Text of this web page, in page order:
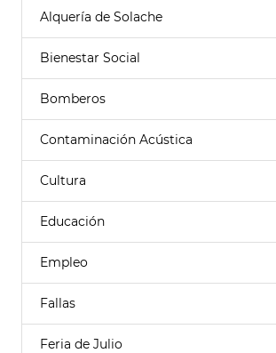
Alquería de Solache
Bienestar Social
Bomberos
Contaminación Acústica
Cultura
Educación
Empleo
Fallas
Feria de Julio